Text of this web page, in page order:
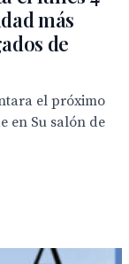
más
de
el próximo
en Su salón de